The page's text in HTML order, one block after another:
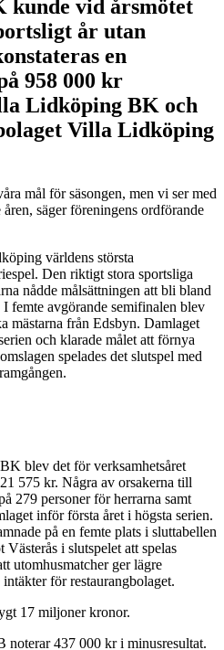
vid årsmötet
år utan
en
958 000 kr
Lidköping BK och
Villa Lidköping
mål för säsongen, men vi ser med
säger föreningens ordförande
världens största
Den riktigt stora sportsliga
nådde målsättningen att bli bland
femte avgörande semifinalen blev
mästarna från Edsbyn. Damlaget
och klarade målet att förnya
spelades det slutspel med
blev det för verksamhetsåret
575 kr. Några av orsakerna till
279 personer för herrarna samt
inför första året i högsta serien.
på en femte plats i sluttabellen
i slutspelet att spelas
utomhusmatcher ger lägre
för restaurangbolaget.
17 miljoner kronor.
437 000 kr i minusresultat.